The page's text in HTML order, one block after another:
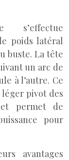
s’effectue
poids latéral
buste. La tête
un arc de
à l’autre. Ce
pivot des
permet de
pour
avantages